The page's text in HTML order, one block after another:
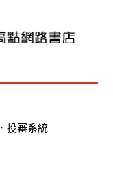
．投審系統